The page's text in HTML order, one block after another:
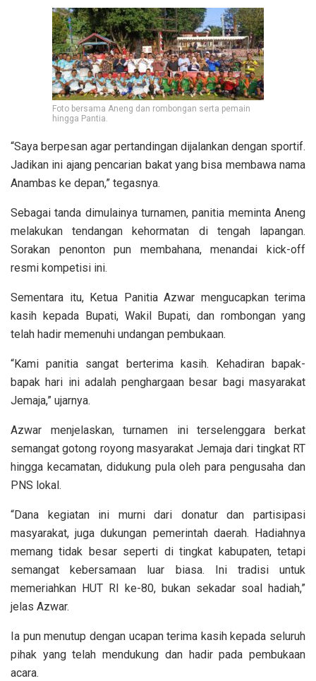
Foto bersama Aneng dan rombongan serta pemain
hingga Pantia.
“Saya berpesan agar pertandingan dijalankan dengan sportif.
Jadikan ini ajang pencarian bakat yang bisa membawa nama
Anambas ke depan,” tegasnya.
Sebagai tanda dimulainya turnamen, panitia meminta Aneng
melakukan tendangan kehormatan di tengah lapangan.
Sorakan penonton pun membahana, menandai kick-off
resmi kompetisi ini.
Sementara itu, Ketua Panitia Azwar mengucapkan terima
kasih kepada Bupati, Wakil Bupati, dan rombongan yang
telah hadir memenuhi undangan pembukaan.
“Kami panitia sangat berterima kasih. Kehadiran bapak-
bapak hari ini adalah penghargaan besar bagi masyarakat
Jemaja,” ujarnya.
Azwar menjelaskan, turnamen ini terselenggara berkat
semangat gotong royong masyarakat Jemaja dari tingkat RT
hingga kecamatan, didukung pula oleh para pengusaha dan
PNS lokal.
“Dana kegiatan ini murni dari donatur dan partisipasi
masyarakat, juga dukungan pemerintah daerah. Hadiahnya
memang tidak besar seperti di tingkat kabupaten, tetapi
semangat kebersamaan luar biasa. Ini tradisi untuk
memeriahkan HUT RI ke-80, bukan sekadar soal hadiah,”
jelas Azwar.
Ia pun menutup dengan ucapan terima kasih kepada seluruh
pihak yang telah mendukung dan hadir pada pembukaan
acara.